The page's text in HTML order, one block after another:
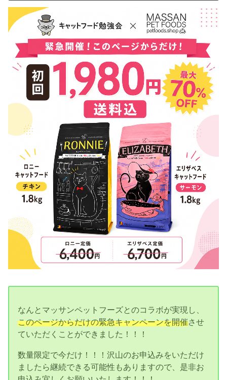
なんとマッサンペットフーズとのコラボが実現し、
このページからだけの緊急キャンペーンを開催させ
ていただくことができました！！！
数量限定で今だけ！！！沢山のお申込みをいただけ
ましたら継続できる可能性もありますので、是非お